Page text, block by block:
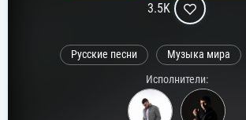
3.5K
Русские песни Музыка мира
Исполнители: